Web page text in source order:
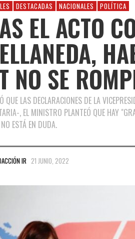
DESTACADAS NACIONALES POLÍTICA
EL ACTO
NO SE
QUE LAS DECLARACIONES DE LA
, EL MINISTRO PLANTEÓ QUE HAY
ESTÁ EN DUDA.
IR 21 JUNIO, 2022